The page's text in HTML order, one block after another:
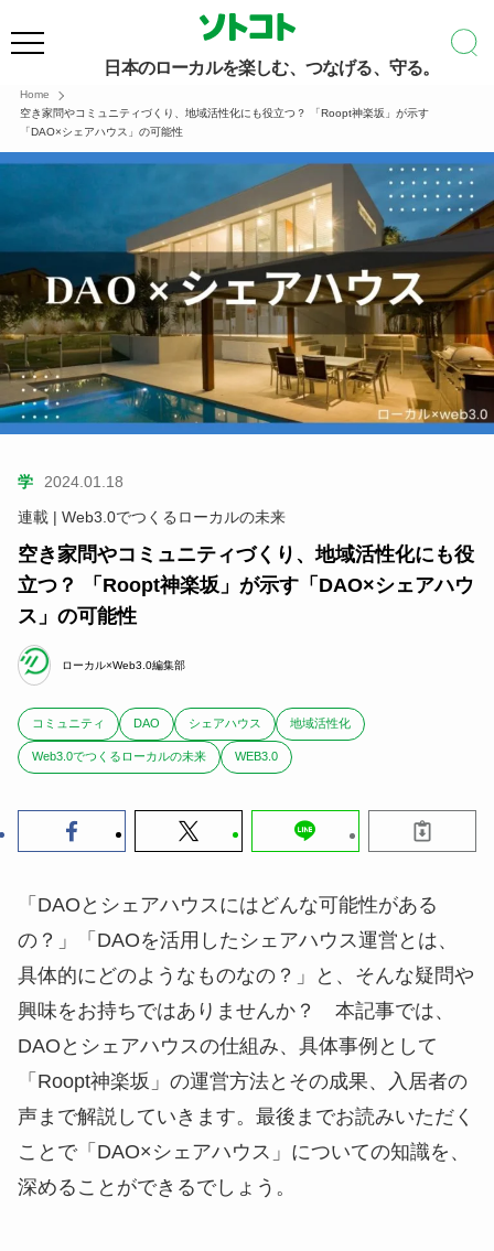
日本のローカルを楽しむ、つなげる、守る。
Home
空き家問やコミュニティづくり、地域活性化にも役立つ？ 「Roopt神楽坂」が示す
「DAO×シェアハウス」の可能性
学
2024.01.18
連載 | Web3.0でつくるローカルの未来
空き家問やコミュニティづくり、地域活性化にも役
立つ？ 「Roopt神楽坂」が示す「DAO×シェアハウ
ス」の可能性
ローカル×Web3.0編集部
コミュニティ DAO シェアハウス 地域活性化
Web3.0でつくるローカルの未来 WEB3.0
「DAOとシェアハウスにはどんな可能性がある
の？」「DAOを活用したシェアハウス運営とは、
具体的にどのようなものなの？」と、そんな疑問や
興味をお持ちではありませんか？ 本記事では、
DAOとシェアハウスの仕組み、具体事例として
「Roopt神楽坂」の運営方法とその成果、入居者の
声まで解説していきます。最後までお読みいただく
ことで「DAO×シェアハウス」についての知識を、
深めることができるでしょう。